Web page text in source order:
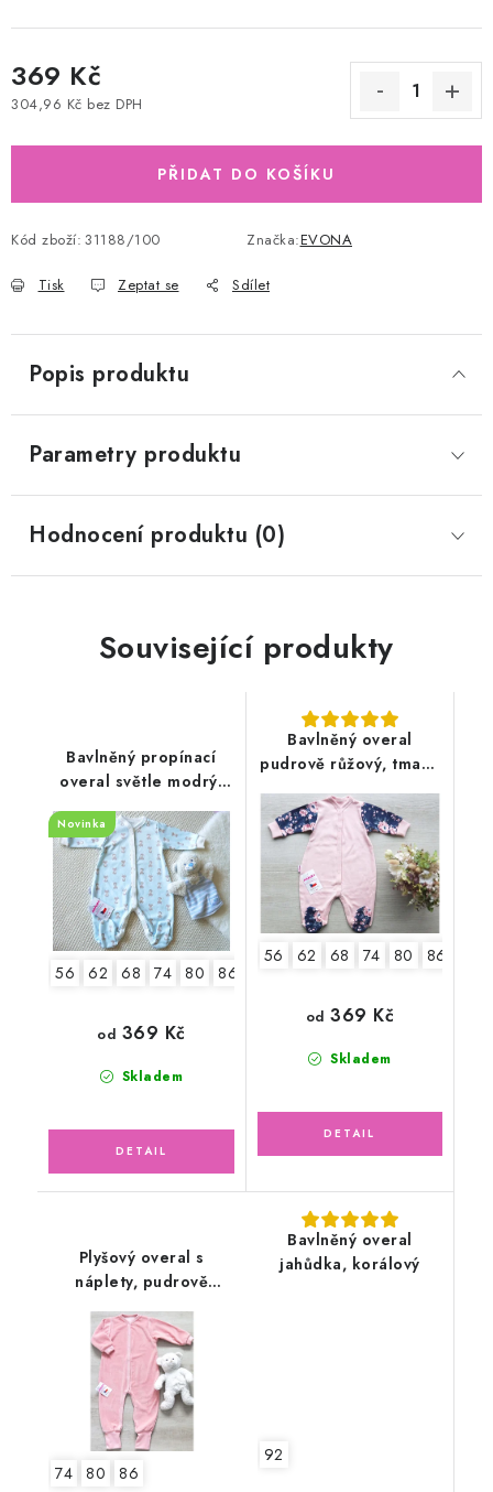
369 Kč
304,96 Kč bez DPH
PŘIDAT DO KOŠÍKU
Kód zboží: 31188/100 Značka:EVONA
Tisk Zeptat se Sdílet
Popis produktu
Parametry produktu
Hodnocení produktu (0)
Související produkty
Bavlněný propínací
overal světle modrý,
malá liška
Novinka
56 62 68 74 80 86
Skladem
od 369 Kč
Bavlněný overal
pudrově růžový, tmavé
květy
56 62 68 74 80 86
Skladem
od 369 Kč
Plyšový overal s
náplety, pudrově
74 80 86
Bavlněný overal
jahůdka, korálový
92